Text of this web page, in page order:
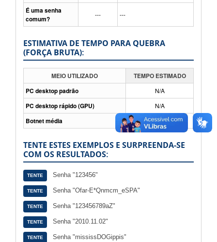
É uma senha
comum?
--- ---
ESTIMATIVA DE TEMPO PARA QUEBRA
(FORÇA BRUTA):
MEIO UTILIZADO
TEMPO ESTIMADO
PC desktop padrão
N/A
PC desktop rápido (GPU) N/A
Botnet média N/A
TENTE ESTES EXEMPLOS E SURPREENDA-SE
COM OS RESULTADOS:
TENTE Senha "123456"
TENTE Senha "Ofar-E*Qnmcm_eSPA"
TENTE Senha "123456789aZ"
TENTE Senha "2010.11.02"
TENTE Senha "mississDOGippis"